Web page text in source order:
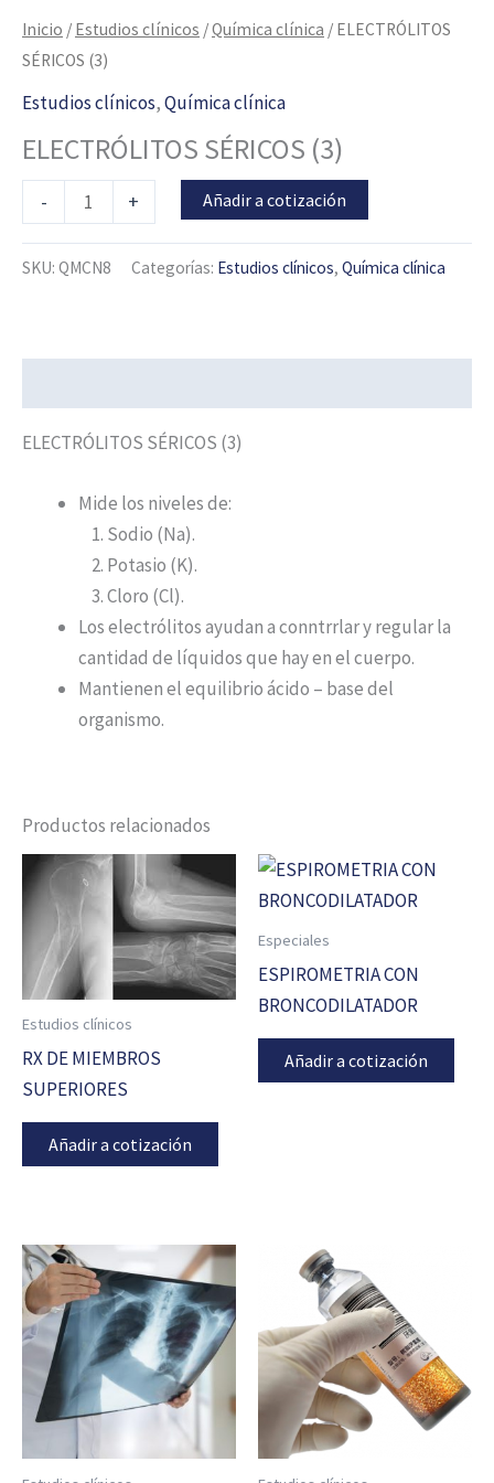
Inicio / Estudios clínicos /Química clínica / ELECTRÓLITOS
SÉRICOS (3)
Estudios clínicos,Química clínica
ELECTRÓLITOS SÉRICOS (3)
- + Añadir a cotización
SKU: QMCN8 Categorías: Estudios clínicos, Química clínica
ELECTRÓLITOS SÉRICOS (3)
Mide los niveles de:
Sodio (Na).
Potasio (K).
Cloro (Cl).
Los electrólitos ayudan a conntrrlar y regular la
cantidad de líquidos que hay en el cuerpo.
Mantienen el equilibrio ácido – base del
organismo.
Productos relacionados
Estudios clínicos
RX DE MIEMBROS
SUPERIORES
Añadir a cotización
Especiales
ESPIROMETRIA CON
BRONCODILATADOR
Añadir a cotización